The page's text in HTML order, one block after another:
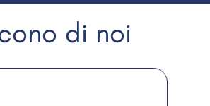
di noi